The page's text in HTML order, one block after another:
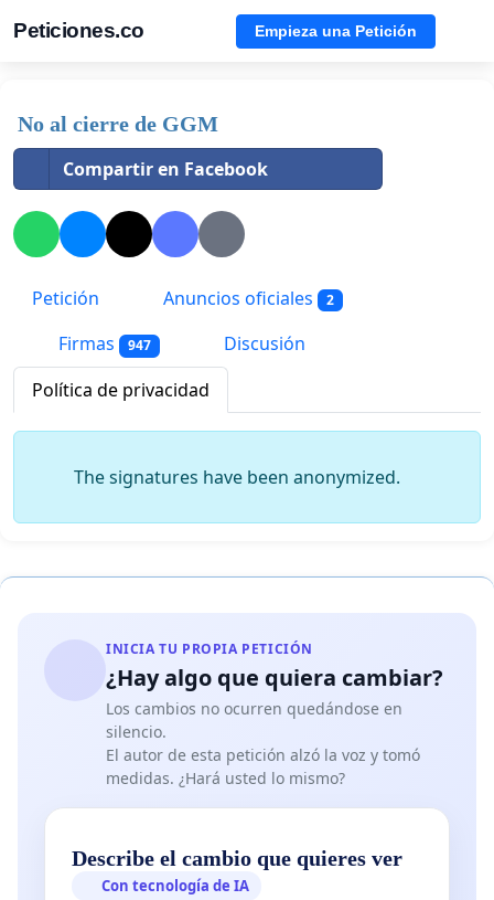
Peticiones.co Empieza una Petición
No al cierre de GGM
Compartir en Facebook
Petición Anuncios oficiales 2
Firmas 947
Discusión
Política de privacidad
The signatures have been anonymized.
INICIA TU PROPIA PETICIÓN
¿Hay algo que quiera cambiar?
Los cambios no ocurren quedándose en
silencio.
El autor de esta petición alzó la voz y tomó
medidas. ¿Hará usted lo mismo?
Describe el cambio que quieres ver
Con tecnología de IA